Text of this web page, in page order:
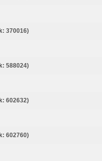
370016)
588024)
602632)
602760)